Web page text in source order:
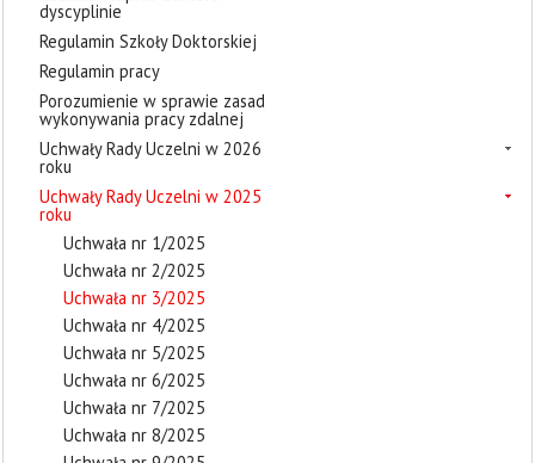
dyscyplinie
Regulamin Szkoły Doktorskiej
Regulamin pracy
Porozumienie w sprawie zasad
wykonywania pracy zdalnej
Uchwały Rady Uczelni w 2026
roku
Uchwały Rady Uczelni w 2025
roku
Uchwała nr 1/2025
Uchwała nr 2/2025
Uchwała nr 3/2025
Uchwała nr 4/2025
Uchwała nr 5/2025
Uchwała nr 6/2025
Uchwała nr 7/2025
Uchwała nr 8/2025